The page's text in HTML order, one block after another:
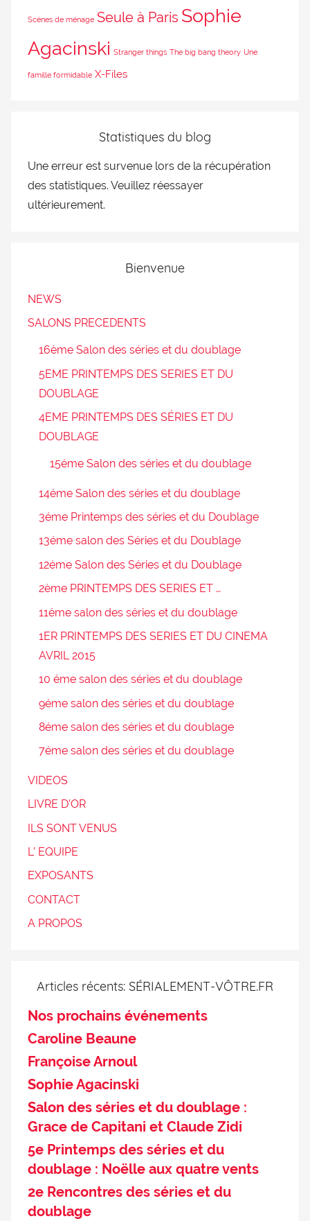
Scènes de ménage Seule à Paris Sophie
Agacinski Stranger things The big bang theory Une
famille formidable X-Files
Statistiques du blog
Une erreur est survenue lors de la récupération
des statistiques. Veuillez réessayer
ultérieurement.
Bienvenue
NEWS
SALONS PRECEDENTS
16ème Salon des séries et du doublage
5EME PRINTEMPS DES SERIES ET DU
DOUBLAGE
4EME PRINTEMPS DES SÉRIES ET DU
DOUBLAGE
15éme Salon des séries et du doublage
14éme Salon des séries et du doublage
3éme Printemps des séries et du Doublage
13éme salon des Séries et du Doublage
12éme Salon des Séries et du Doublage
2ème PRINTEMPS DES SERIES ET …
11éme salon des séries et du doublage
1ER PRINTEMPS DES SERIES ET DU CINEMA
AVRIL 2015
10 éme salon des séries et du doublage
9éme salon des séries et du doublage
8éme salon des séries et du doublage
7éme salon des séries et du doublage
VIDEOS
LIVRE D’OR
ILS SONT VENUS
L’ EQUIPE
EXPOSANTS
CONTACT
A PROPOS
Articles récents: SÉRIALEMENT-VÔTRE.FR
Nos prochains événements
Caroline Beaune
Françoise Arnoul
Sophie Agacinski
Salon des séries et du doublage :
Grace de Capitani et Claude Zidi
5e Printemps des séries et du
doublage : Noëlle aux quatre vents
2e Rencontres des séries et du
doublage